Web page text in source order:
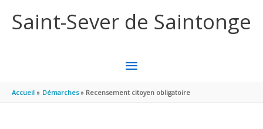
Saint-Sever de Saintonge
MENU
PRINCIPAL
Accueil Démarches Recensement citoyen obligatoire